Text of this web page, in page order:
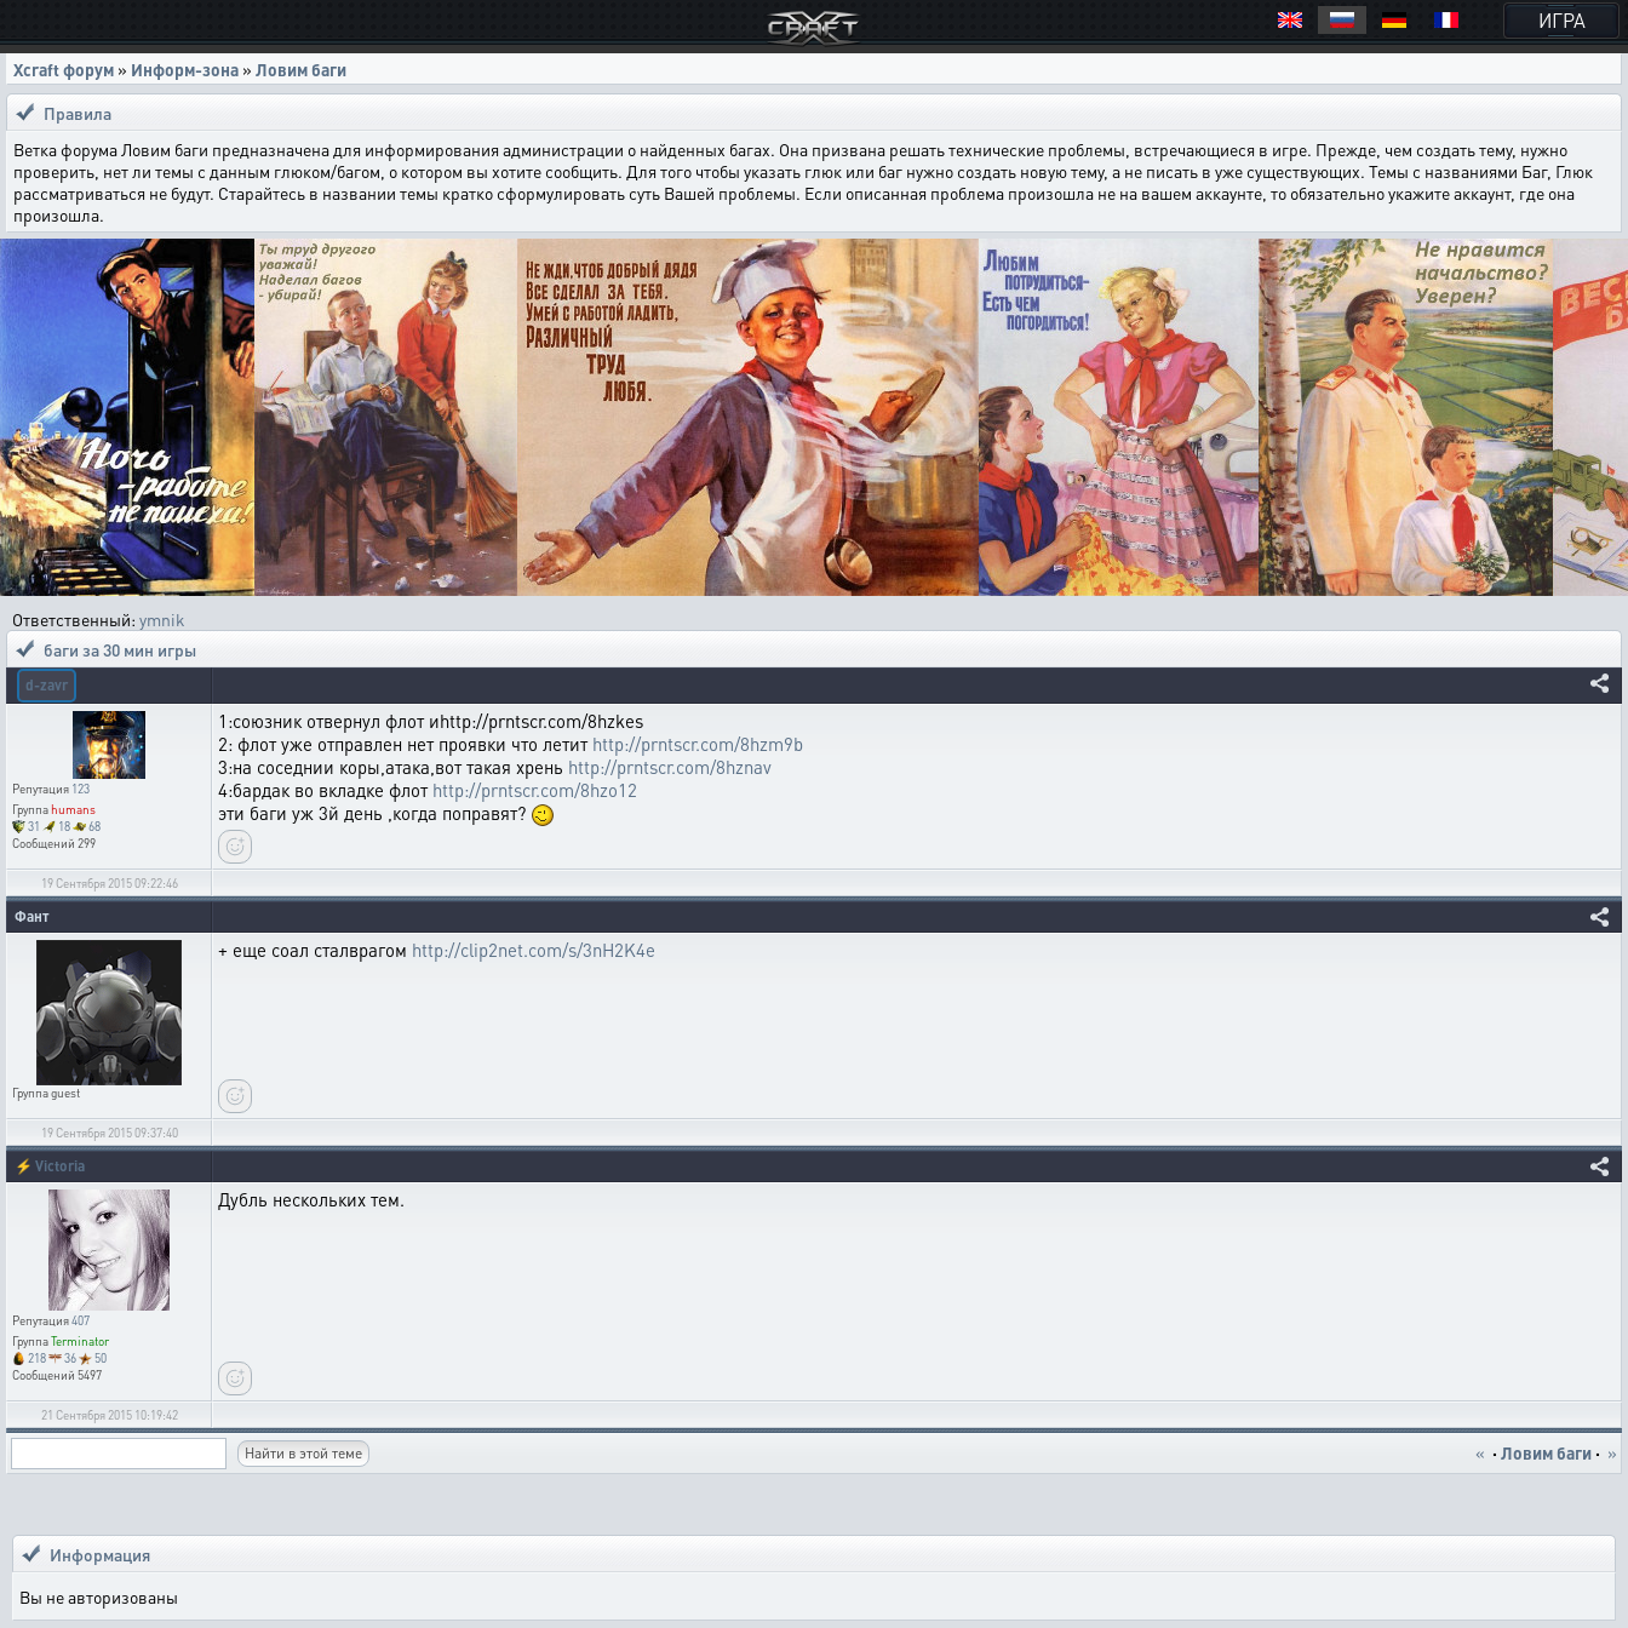
ИГРА
Xcraft форум » Информ-зона » Ловим баги
Правила
Ветка форума Ловим баги предназначена для информирования администрации о найденных багах. Она призвана решать технические проблемы, встречающиеся в игре. Прежде, чем создать тему, нужно
проверить, нет ли темы с данным глюком/багом, о котором вы хотите сообщить. Для того чтобы указать глюк или баг нужно создать новую тему, а не писать в уже существующих. Темы с названиями Баг, Глюк
рассматриваться не будут. Старайтесь в названии темы кратко сформулировать суть Вашей проблемы. Если описанная проблема произошла не на вашем аккаунте, то обязательно укажите аккаунт, где она
произошла.
Ответственный: ymnik
баги за 30 мин игры
d-zavr
Репутация 123
Группаhumans
31
18
68
Сообщений 299
1:союзник отвернул флот иhttp://prntscr.com/8hzkes
2: флот уже отправлен нет проявки что летит http://prntscr.com/8hzm9b
3:на соседнии коры,атака,вот такая хрень http://prntscr.com/8hznav
4:бардак во вкладке флот http://prntscr.com/8hzo12
эти баги уж 3й день ,когда поправят?
19 Сентября 2015 09:22:46
Фант
Группаguest
+ еще соал сталврагом http://clip2net.com/s/3nH2K4e
19 Сентября 2015 09:37:40
⚡ Victoria
Репутация407
ГруппаTerminator
218
36
50
Сообщений 5497
Дубль нескольких тем.
21 Сентября 2015 10:19:42
« · Ловим баги · »
Информация
Вы не авторизованы